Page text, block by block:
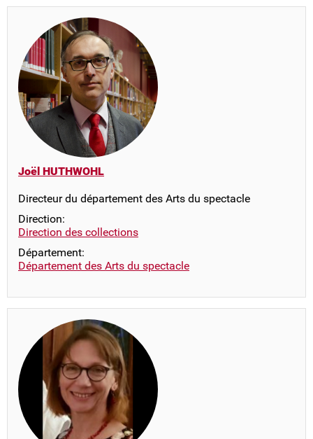
Joël HUTHWOHL
Directeur du département des Arts du spectacle
Direction:
Direction des collections
Département:
Département des Arts du spectacle